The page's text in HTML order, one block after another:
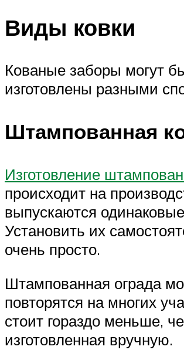
Виды ковки
Кованые заборы могут
изготовлены разными
Штампованная
Изготовление
происходит на
выпускаются
Установить их
очень просто.
Штампованная ограда
повторятся на многих
стоит гораздо меньше,
изготовленная вручную.